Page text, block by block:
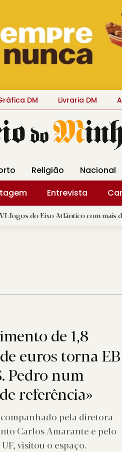
DM Livraria DM
Religião Nacional
Entrevista
Atlântico com mais de dois mil
de 1,8
euros torna EB
Pedro num
referência»
pela diretora
Carlos Amarante e pelo
visitou o espaço.